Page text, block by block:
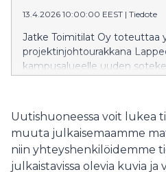
13.4.2026 10:00:00 EEST | Tiedote
Jatke Toimitilat Oy toteuttaa
projektinjohtourakkana
kampusalueelle uuden
jonka toiminnot siirtyvät
kampusalueelle.
Uutishuoneessa voit lukea
muuta julkaisemaamme
niin yhteyshenkilöidemme
julkaistavissa olevia kuvia ja